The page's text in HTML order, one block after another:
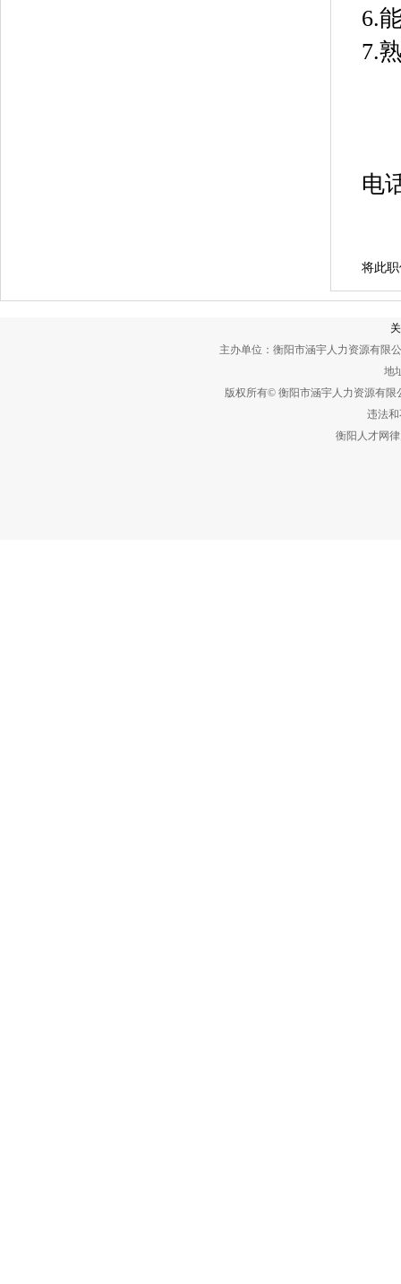
6.
7.
电
将此
主办单位：衡阳市涵宇人力资源有限
地
版权所有© 衡阳市涵宇人力资源有
违法和
衡阳人才网